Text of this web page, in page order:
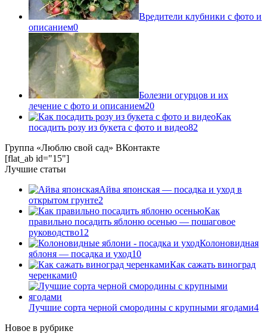
Вредители клубники с фото и
описанием0
Болезни огурцов и их
лечение с фото и описанием20
Как
посадить розу из букета с фото и видео82
Группа «Люблю свой сад» ВКонтакте
[flat_ab id="15"]
Лучшие статьи
Айва японская — посадка и уход в
открытом грунте2
Как
правильно посадить яблоню осенью — пошаговое
руководство12
Колоновидная
яблоня — посадка и уход10
Как сажать виноград
черенками0
Лучшие сорта черной смородины с крупными ягодами4
Новое в рубрике